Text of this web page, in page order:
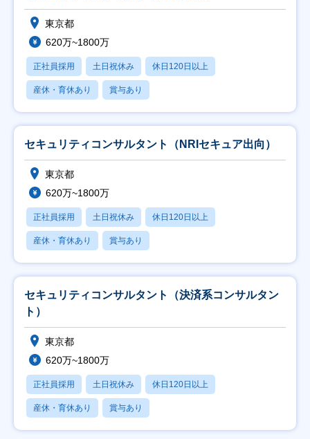
東京都
620万~1800万
正社員採用 土日祝休み 休日120日以上
産休・育休あり 賞与あり
セキュリティコンサルタント（NRIセキュア出向）
東京都
620万~1800万
正社員採用 土日祝休み 休日120日以上
産休・育休あり 賞与あり
セキュリティコンサルタント（決済系コンサルタン
ト）
東京都
620万~1800万
正社員採用 土日祝休み 休日120日以上
産休・育休あり 賞与あり